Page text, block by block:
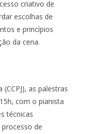
criativo de
escolhas de
e princípios
da cena.
as palestras
com o pianista
técnicas
de